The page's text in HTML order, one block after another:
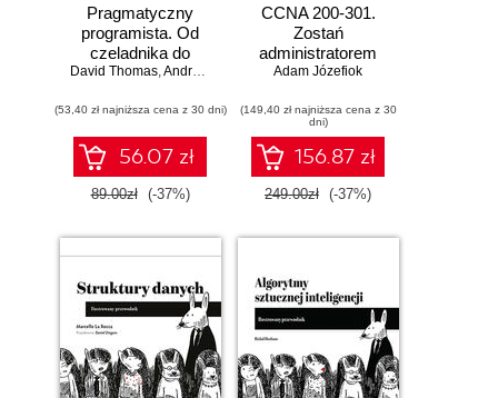
Pragmatyczny
programista. Od
czeladnika do
mistrza. Wydanie II
David Thomas,Andrew Hunt
(53,40 zł najniższa cena z 30 dni)
56.07 zł
89.00zł (-37%)
CCNA 200-301.
Zostań
administratorem
sieci
Cisco. Wydanie II
Adam Józefiok
(149,40 zł najniższa cena z 30
dni)
156.87 zł
249.00zł (-37%)